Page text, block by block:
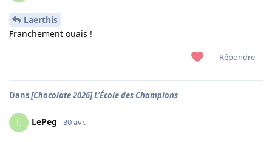
Laerthis
Franchement ouais !
Répondre
Dans[Chocolate 2026] L'École des Champions
L LePeg 30 avr.